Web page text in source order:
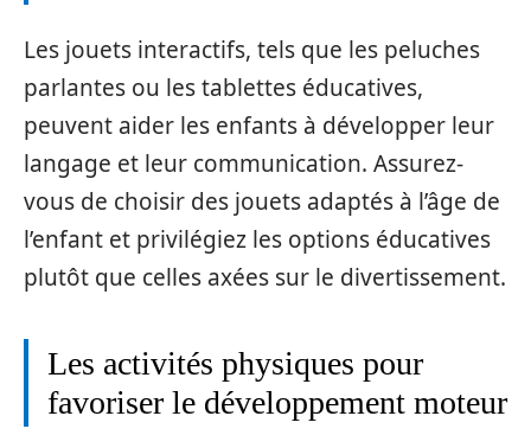
Les jouets interactifs, tels que les peluches
parlantes ou les tablettes éducatives,
peuvent aider les enfants à développer leur
langage et leur communication. Assurez-
vous de choisir des jouets adaptés à l’âge de
l’enfant et privilégiez les options éducatives
plutôt que celles axées sur le divertissement.
Les activités physiques pour
favoriser le développement moteur